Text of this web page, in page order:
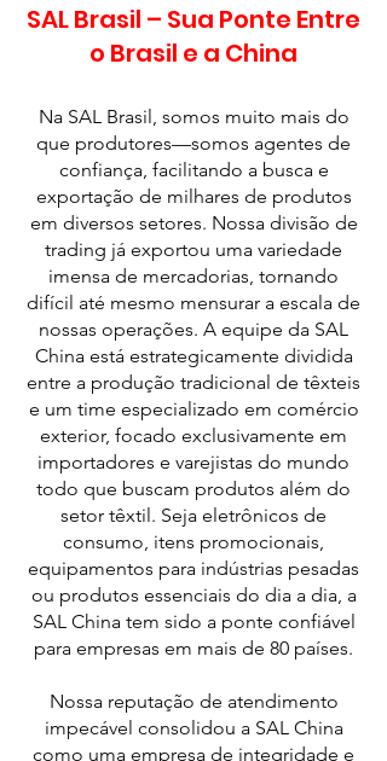
SAL Brasil – Sua Ponte Entre
o Brasil e a China
Na SAL Brasil, somos muito mais do
que produtores—somos agentes de
confiança, facilitando a busca e
exportação de milhares de produtos
em diversos setores. Nossa divisão de
trading já exportou uma variedade
imensa de mercadorias, tornando
difícil até mesmo mensurar a escala de
nossas operações. A equipe da SAL
China está estrategicamente dividida
entre a produção tradicional de têxteis
e um time especializado em comércio
exterior, focado exclusivamente em
importadores e varejistas do mundo
todo que buscam produtos além do
setor têxtil. Seja eletrônicos de
consumo, itens promocionais,
equipamentos para indústrias pesadas
ou produtos essenciais do dia a dia, a
SAL China tem sido a ponte confiável
para empresas em mais de 80 países.
Nossa reputação de atendimento
impecável consolidou a SAL China
como uma empresa de integridade e